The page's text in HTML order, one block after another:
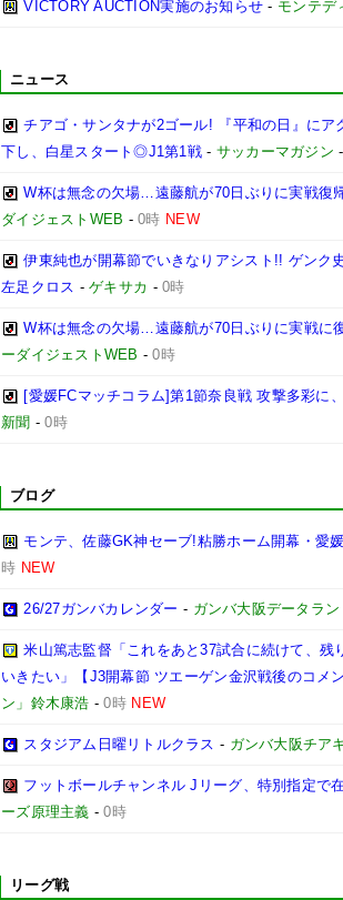
VICTORY AUCTION実施のお知らせ - モンテデ
ニュース
チアゴ・サンタナが2ゴール! 『平和の日』に
下し、白星スタート◎J1第1戦 - サッカーマガジン
W杯は無念の欠場…遠藤航が70日ぶりに実戦復
ダイジェストWEB -0時 NEW
伊東純也が開幕節でいきなりアシスト!! ゲンク
左足クロス -ゲキサカ -0時
W杯は無念の欠場…遠藤航が70日ぶりに実戦に
ーダイジェストWEB -0時
[愛媛FCマッチコラム]第1節奈良戦 攻撃多彩に
新聞 -0時
ブログ
モンテ、佐藤GK神セーブ!粘勝ホーム開幕・愛
時 NEW
26/27ガンバカレンダー - ガンバ大阪データラ
米山篤志監督「これをあと37試合に続けて、
いきたい」【J3開幕節 ツエーゲン金沢戦後のコメ
ン」鈴木康浩 -0時 NEW
スタジアム日曜リトルクラス - ガンバ大阪チア
フットボールチャンネル Jリーグ、特別指定で
ーズ原理主義 -0時
リーグ戦